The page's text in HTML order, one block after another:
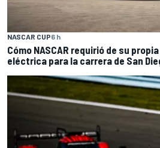
NASCAR CUP6 h
Cómo NASCAR requirió de su
eléctrica para la carrera de San